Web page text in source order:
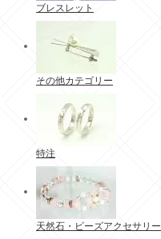
ブレスレット
その他カテゴリー
特注
天然石・ビーズアクセサリー